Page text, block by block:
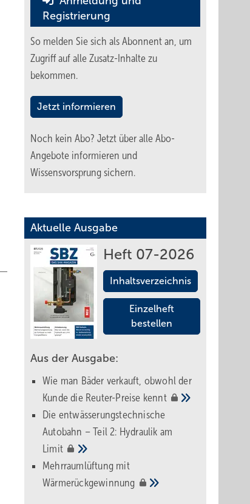
Registrierung
So melden Sie sich als Abonnent an, um
Zugriff auf alle Zusatz-Inhalte zu
bekommen.
Jetzt informieren
Noch kein Abo? Jetzt über alle Abo-
Angebote informieren und
Wissensvorsprung sichern.
Aktuelle Ausgabe
Heft 07-2026
Inhaltsverzeichnis
Einzelheft
bestellen
Aus der Ausgabe:
Wie man Bäder verkauft, obwohl der
Kunde die Reuter-Preise kennt
Die entwässerungstechnische
Autobahn – Teil 2: Hydraulik am
Limit
Mehrraumlüftung mit
Wärmerückgewinnung